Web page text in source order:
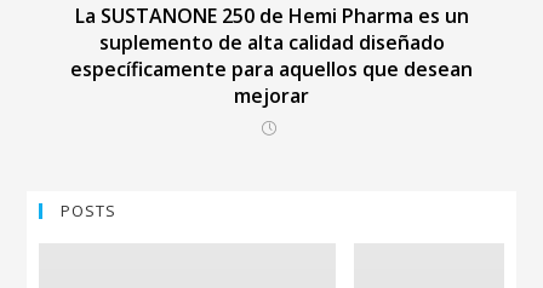
La SUSTANONE 250 de Hemi Pharma es un
suplemento de alta calidad diseñado
específicamente para aquellos que desean
mejorar
POSTS